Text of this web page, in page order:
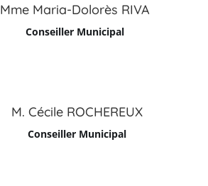
Mme Maria-Dolorès RIVA
Conseiller Municipal
M. Cécile ROCHEREUX
Conseiller Municipal